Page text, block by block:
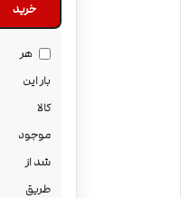
خرید
هر
بار این
کالا
موجود
شد از
طریق